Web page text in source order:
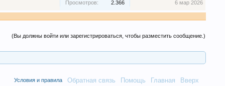
Просмотров: 2.366 6 мар 2026
(Вы должны войти или зарегистрироваться, чтобы разместить сообщение.)
Обратная связь Помощь Главная Вверх
Условия и правила